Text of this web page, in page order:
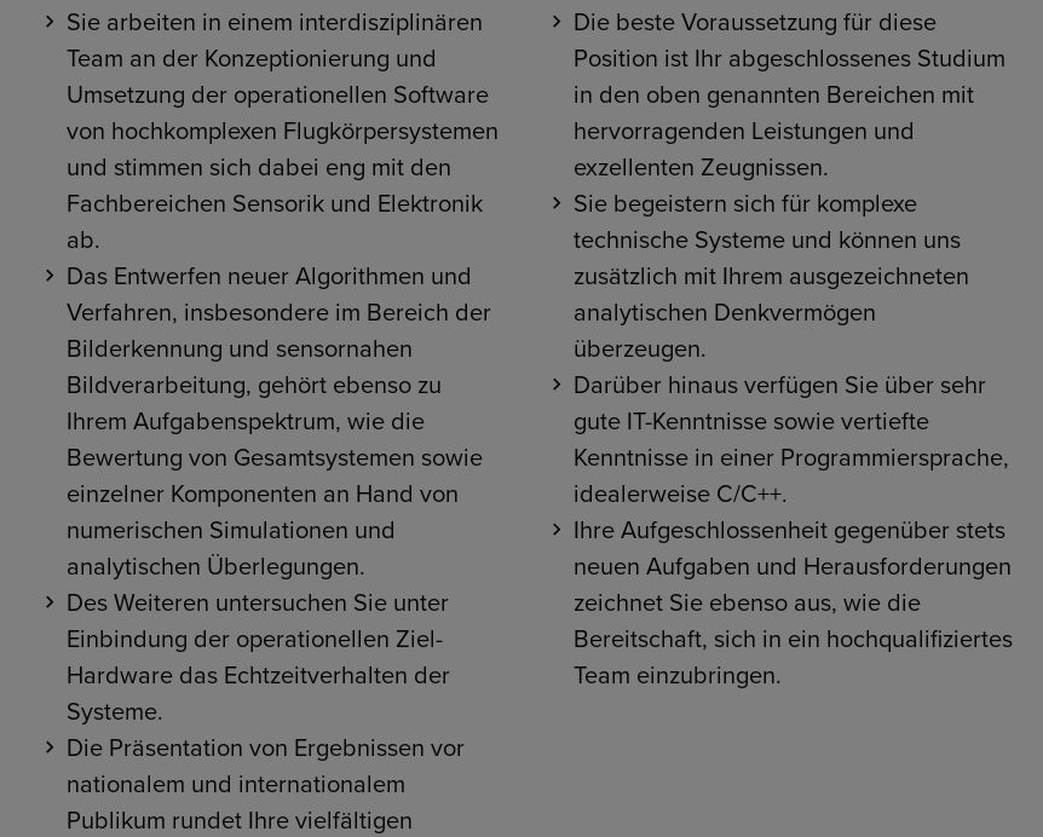
Sie arbeiten in einem interdisziplinären
Team an der Konzeptionierung und
Umsetzung der operationellen Software
von hochkomplexen Flugkörpersystemen
und stimmen sich dabei eng mit den
Fachbereichen Sensorik und Elektronik
ab.
Das Entwerfen neuer Algorithmen und
Verfahren, insbesondere im Bereich der
Bilderkennung und sensornahen
Bildverarbeitung, gehört ebenso zu
Ihrem Aufgabenspektrum, wie die
Bewertung von Gesamtsystemen sowie
einzelner Komponenten an Hand von
numerischen Simulationen und
analytischen Überlegungen.
Des Weiteren untersuchen Sie unter
Einbindung der operationellen Ziel-
Hardware das Echtzeitverhalten der
Systeme.
Die Präsentation von Ergebnissen vor
nationalem und internationalem
Publikum rundet Ihre vielfältigen
Die beste Voraussetzung für diese
Position ist Ihr abgeschlossenes Studium
in den oben genannten Bereichen mit
hervorragenden Leistungen und
exzellenten Zeugnissen.
Sie begeistern sich für komplexe
technische Systeme und können uns
zusätzlich mit Ihrem ausgezeichneten
analytischen Denkvermögen
überzeugen.
Darüber hinaus verfügen Sie über sehr
gute IT-Kenntnisse sowie vertiefte
Kenntnisse in einer Programmiersprache,
idealerweise C/C++.
Ihre Aufgeschlossenheit gegenüber stets
neuen Aufgaben und Herausforderungen
zeichnet Sie ebenso aus, wie die
Bereitschaft, sich in ein hochqualifiziertes
Team einzubringen.